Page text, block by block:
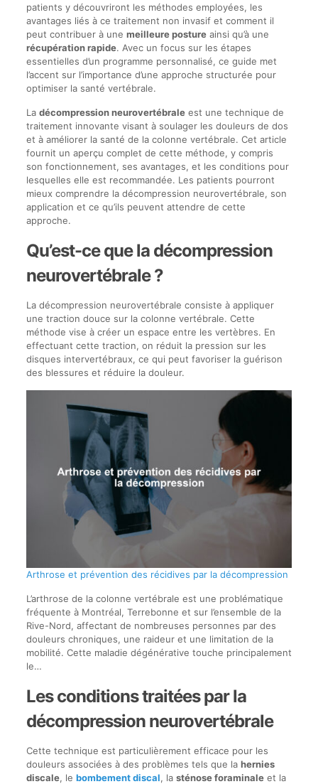
patients y découvriront les méthodes employées, les
avantages liés à ce traitement non invasif et comment il
peut contribuer à une meilleure postureainsi qu’à une
récupération rapide. Avec un focus sur les étapes
essentielles d’un programme personnalisé, ce guide met
l’accent sur l’importance d’une approche structurée pour
optimiser la santé vertébrale.
La décompression neurovertébraleest une technique de
traitement innovante visant à soulager les douleurs de dos
et à améliorer la santé de la colonne vertébrale. Cet article
fournit un aperçu complet de cette méthode, y compris
son fonctionnement, ses avantages, et les conditions pour
lesquelles elle est recommandée. Les patients pourront
mieux comprendre la décompression neurovertébrale, son
application et ce qu’ils peuvent attendre de cette
approche.
Qu’est-ce que la décompression
neurovertébrale ?
La décompression neurovertébrale consiste à appliquer
une traction douce sur la colonne vertébrale. Cette
méthode vise à créer un espace entre les vertèbres. En
effectuant cette traction, on réduit la pression sur les
disques intervertébraux, ce qui peut favoriser la guérison
des blessures et réduire la douleur.
Arthrose et prévention des récidives par la décompression
L’arthrose de la colonne vertébrale est une problématique
fréquente à Montréal, Terrebonne et sur l’ensemble de la
Rive-Nord, affectant de nombreuses personnes par des
douleurs chroniques, une raideur et une limitation de la
mobilité. Cette maladie dégénérative touche principalement
le…
Les conditions traitées par la
décompression neurovertébrale
Cette technique est particulièrement efficace pour les
douleurs associées à des problèmes tels que la hernies
discale, le bombement discal, la sténose foraminaleet la